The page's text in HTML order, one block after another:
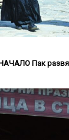
Пак